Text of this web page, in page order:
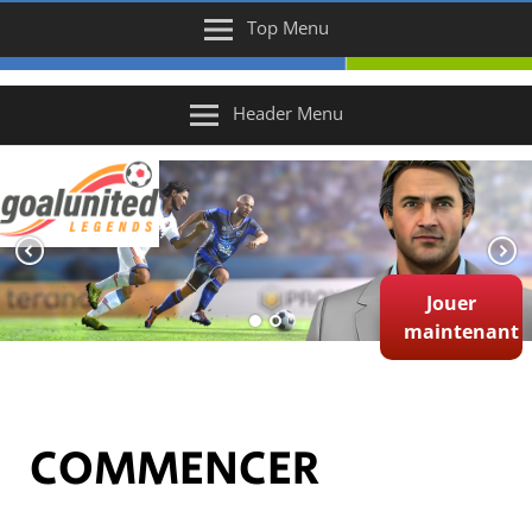
Top Menu
Header Menu
Jouer
maintenant
COMMENCER